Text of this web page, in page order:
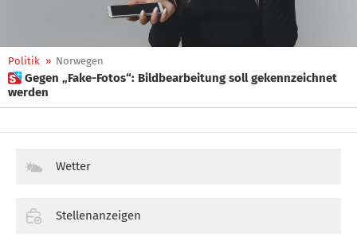
Politik » Norwegen
 Gegen „Fake-Fotos“: Bildbearbeitung soll gekennzeichnet
werden
Wetter
Stellenanzeigen